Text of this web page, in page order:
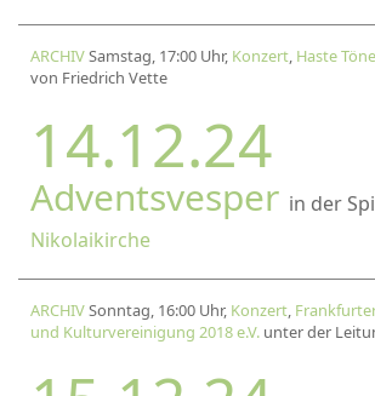
ARCHIVSamstag, 17:00 Uhr, Konzert, Haste Töne
von Friedrich Vette
14.12.24
Adventsvesper in der
Nikolaikirche
ARCHIVSonntag, 16:00 Uhr, Konzert,
und Kulturvereinigung 2018 e.V. unter der